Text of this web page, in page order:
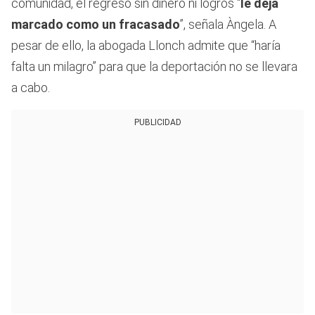
comunidad, el regreso sin dinero ni logros “ le deja
marcado como un fracasado”, señala Àngela. A
pesar de ello, la abogada Llonch admite que “haría
falta un milagro” para que la deportación no se llevara
a cabo.
PUBLICIDAD